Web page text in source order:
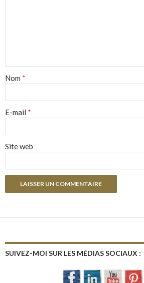
Nom *
E-mail *
Site web
SUIVEZ-MOI SUR LES MÉDIAS SOCIAUX :